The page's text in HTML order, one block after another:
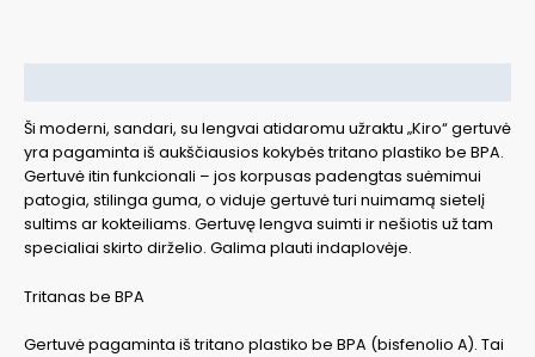
Ši moderni, sandari, su lengvai atidaromu užraktu „Kiro“ gertuvė
yra pagaminta iš aukščiausios kokybės tritano plastiko be BPA.
Gertuvė itin funkcionali – jos korpusas padengtas suėmimui
patogia, stilinga guma, o viduje gertuvė turi nuimamą sietelį
sultims ar kokteiliams. Gertuvę lengva suimti ir nešiotis už tam
specialiai skirto dirželio. Galima plauti indaplovėje.
Tritanas be BPA
Gertuvė pagaminta iš tritano plastiko be BPA (bisfenolio A). Tai